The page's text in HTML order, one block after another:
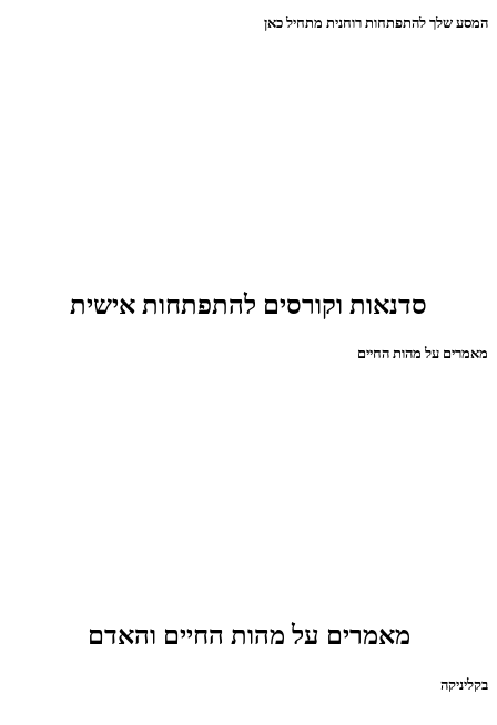
המסע שלך להתפתחות רוחנית מתחיל כאן
סדנאות וקורסים להתפתחות אישית
מאמרים על מהות החיים
מאמרים על מהות החיים והאדם
בקליניקה